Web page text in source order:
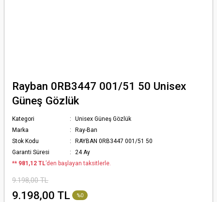
Rayban 0RB3447 001/51 50 Unisex
Güneş Gözlük
Kategori
Unisex Güneş Gözlük
Marka
Ray-Ban
Stok Kodu
RAYBAN 0RB3447 001/51 50
Garanti Süresi
24 Ay
** 981,12 TL’den başlayan taksitlerle.
9.198,00 TL
9.198,00 TL %0